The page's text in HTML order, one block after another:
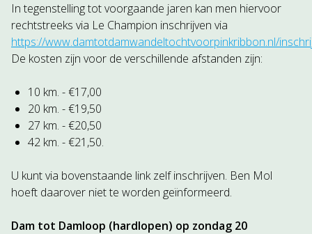
In tegenstelling tot voorgaande jaren kan men hiervoor
rechtstreeks via Le Champion inschrijven via
https://www.damtotdamwandeltochtvoorpinkribbon.nl/
De kosten zijn voor de verschillende afstanden zijn:
10 km. - €17,00
20 km. - €19,50
27 km. - €20,50
42 km. - €21,50.
U kunt via bovenstaande link zelf inschrijven. Ben Mol
hoeft daarover niet te worden geïnformeerd.
Dam tot Damloop (hardlopen) op zondag 20